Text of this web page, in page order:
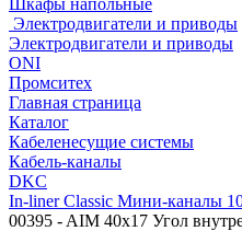
Шкафы напольные
Электродвигатели и приводы
Электродвигатели и приводы
ONI
Промситех
Главная страница
Каталог
Кабеленесущие системы
Кабель-каналы
DKC
In-liner Classic Мини-каналы
00395 - AIM 40x17 Угол